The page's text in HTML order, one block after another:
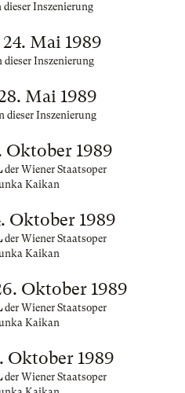
Inszenierung
Mai 1989
Inszenierung
Mai 1989
dieser Inszenierung
Oktober 1989
der Wiener Staatsoper
Kaikan
Oktober 1989
der Wiener Staatsoper
Kaikan
Oktober 1989
der Wiener Staatsoper
Kaikan
Oktober 1989
der Wiener Staatsoper